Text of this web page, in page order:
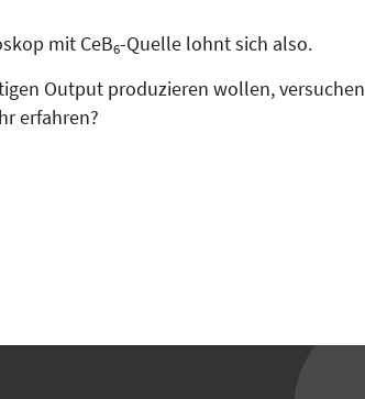
mit CeB6-Quel­le lohnt sich also.
Output produzieren wollen, versuchen
erfahren?